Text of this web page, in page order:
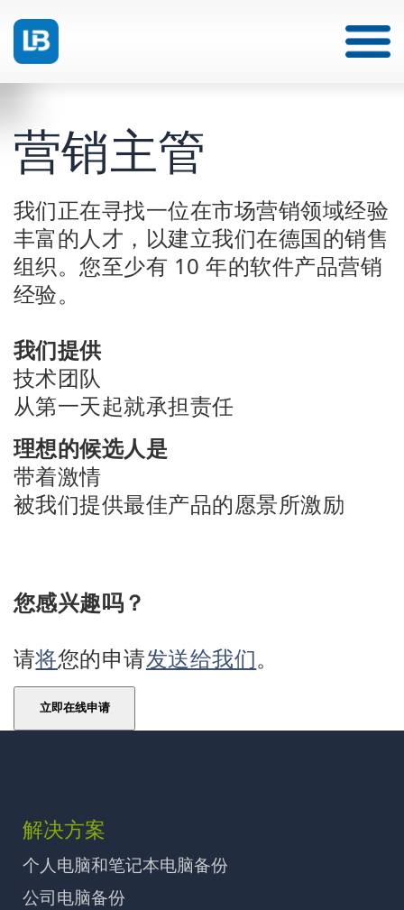
营销主管
我们正在寻找一位在市场营销领域经验
丰富的人才，以建立我们在德国的销售
组织。您至少有 10 年的软件产品营销
经验。
我们提供
技术团队
从第一天起就承担责任
理想的候选人是
带着激情
被我们提供最佳产品的愿景所激励
您感兴趣吗？
请将您的申请发送给我们。
解决方案
个人电脑和笔记本电脑备份
公司电脑备份